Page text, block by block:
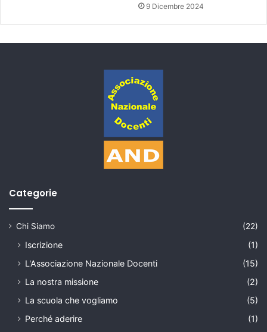
9 Dicembre 2024
Categorie
Chi Siamo (22)
Iscrizione
(1)
L'Associazione Nazionale Docenti
(15)
La nostra missione
(2)
La scuola che vogliamo
(5)
Perché aderire
(1)